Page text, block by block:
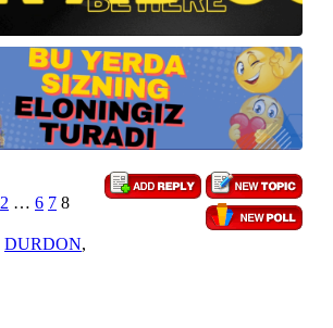
2 … 6 7 8
DURDON,